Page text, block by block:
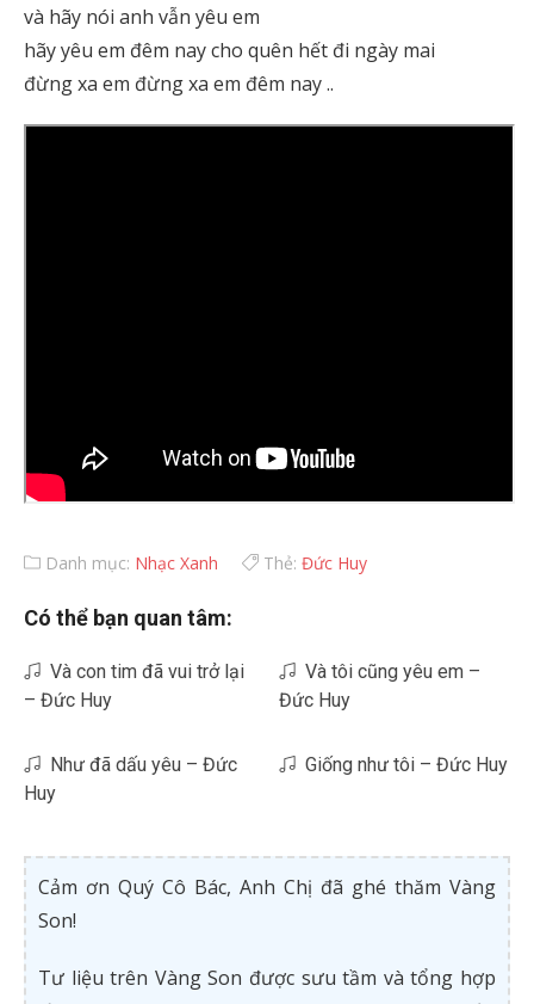
và hãy nói anh vẫn yêu em
hãy yêu em đêm nay cho quên hết đi ngày mai
đừng xa em đừng xa em đêm nay ..
Danh mục: Nhạc Xanh Thẻ: Đức Huy
Có thể bạn quan tâm:
Và con tim đã vui trở lại
– Đức Huy
Và tôi cũng yêu em –
Đức Huy
Như đã dấu yêu – Đức
Huy
Giống như tôi – Đức Huy
Cảm ơn Quý Cô Bác, Anh Chị đã ghé thăm Vàng
Son!
Tư liệu trên Vàng Son được sưu tầm và tổng hợp